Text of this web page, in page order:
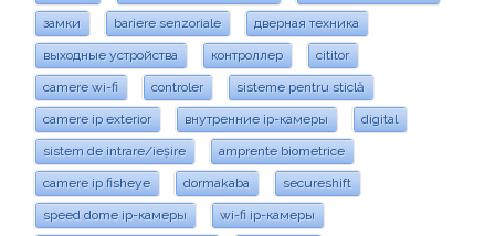
замки bariere senzoriale дверная техника
выходные устройства контроллер cititor
camere wi-fi controler sisteme pentru sticlă
camere ip exterior внутренние ip-камеры digital
sistem de intrare/ieșire amprente biometrice
camere ip fisheye dormakaba secureshift
speed dome ip-камеры wi-fi ip-камеры